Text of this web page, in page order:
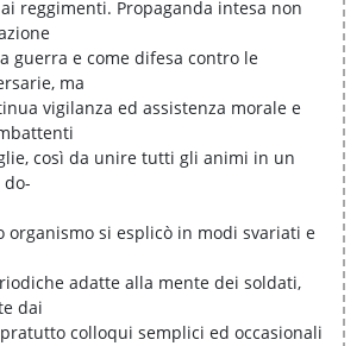
reggimenti. Propaganda intesa non
guerra e come difesa contro le
ma
vigilanza ed assistenza morale e
così da unire tutti gli animi in un
organismo si esplicò in modi svariati e
adatte alla mente dei soldati,
dai
colloqui semplici ed occasionali